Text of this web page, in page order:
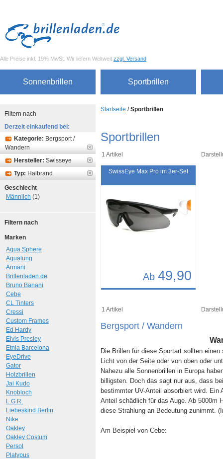
Alle Preise inkl. 19% MwSt. Wir liefern Weltweit zzgl. Versand
Sonnenbrillen Sportbrillen
Startseite /Sportbrillen
Sportbrillen
1 Artikel
SwissEye Max Pro im 3er-Set
Ab 49,90
Art.-Nr.: 6975
1 Artikel
Bergsport / Wandern
Die Brillen für diese Sportart sollten
Licht von der Seite oder von oben oder
Nahezu alle Sonnenbrillen in Europa
billigsten. Doch das sagt nur aus, dass
bestimmter UV-Anteil absorbiert wird.
Anteil schädlich für das Auge. Ab 5000m
diese Strahlung an Bedeutung zunimmt.
Am Beispiel von Cebe:
Filtern nach
Derzeit einkaufend bei:
Kategorie: Bergsport /
Wandern
Hersteller: Swisseye
Typ: Halbrand
Geschlecht
Männlich (1)
Filtern nach
Marken
Aqua Sphere
Aqualung
Armani
Brillenladen.de
Bruno Banani
Cebe
CL Tinters
Cressi
Custom Frames
Ed Hardy
Elvis Presley
Etnia Barcelona
EyeDrive
Gator
Holzbrillen
Jai Kudo
Knobloch
L.G.R.
Liebeskind Berlin
Nike
Oakley
Oakley Costum
Persol
Platypus